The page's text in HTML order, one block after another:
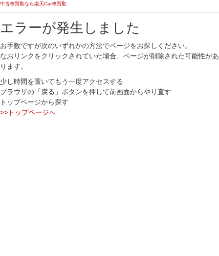
中古車買取なら楽天Car車買取
エラーが発生しました
お手数ですが次のいずれかの方法でページをお探しください。
なおリンクをクリックされていた場合、ページが削除された可能性があ
ります。
少し時間を置いてもう一度アクセスする
ブラウザの「戻る」ボタンを押して前画面からやり直す
トップページから探す
>>トップページへ